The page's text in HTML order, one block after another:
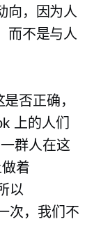
向，因为人
而不是与人
否正确，
上的人们
群人在这
着
以
次，我们不